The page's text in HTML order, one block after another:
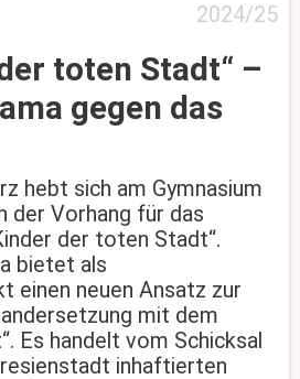
2024/25
toten Stadt“ –
gegen das
hebt sich am Gymnasium
der Vorhang für das
der toten Stadt“.
bietet als
einen neuen Ansatz zur
mit dem
Es handelt vom Schicksal
inhaftierten